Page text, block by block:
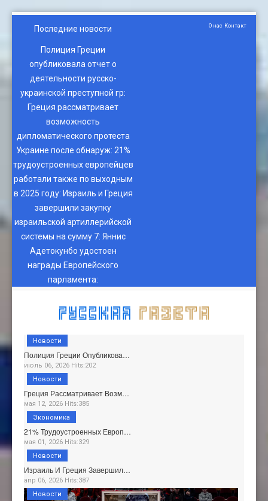
Последние новости
Полиция Греции
опубликовала отчет о
деятельности русско-
украинской преступной гр:
Греция рассматривает
возможность
дипломатического протеста
Украине после обнаруж: 21%
трудоустроенных европейцев
работали также по выходным
в 2025 году: Израиль и Греция
завершили закупку
израильской артиллерийской
системы на сумму 7: Яннис
Адетокунбо удостоен
награды Европейского
парламента:
О нас Контакт
Полиция Греции Опубликова…
июль 06, 2026 Hits:202
Новости
Греция Рассматривает Возм…
мая 12, 2026 Hits:385
Новости
21% Трудоустроенных Европ…
мая 01, 2026 Hits:329
Экономика
Израиль И Греция Завершил…
апр 06, 2026 Hits:387
Новости
Новости